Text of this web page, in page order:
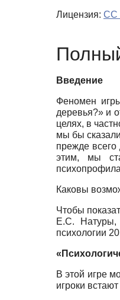
Лицензия: CC
Введение
Феномен
деревья?» и
целях, в
мы бы
прежде всего
этим, мы
Каковы
Чтобы
Е.С. Натуры,
психологии
В этой игре
игроки